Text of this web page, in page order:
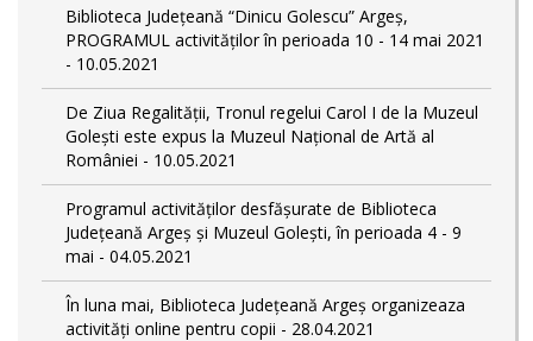
Biblioteca Județeană “Dinicu Golescu” Argeș,
PROGRAMUL activităților în perioada 10 - 14 mai 2021
- 10.05.2021
De Ziua Regalității, Tronul regelui Carol I de la Muzeul
Golești este expus la Muzeul Naţional de Artă al
României - 10.05.2021
Programul activităților desfășurate de Biblioteca
Județeană Argeș și Muzeul Golești, în perioada 4 - 9
mai - 04.05.2021
În luna mai, Biblioteca Județeană Argeș organizeaza
activități online pentru copii - 28.04.2021